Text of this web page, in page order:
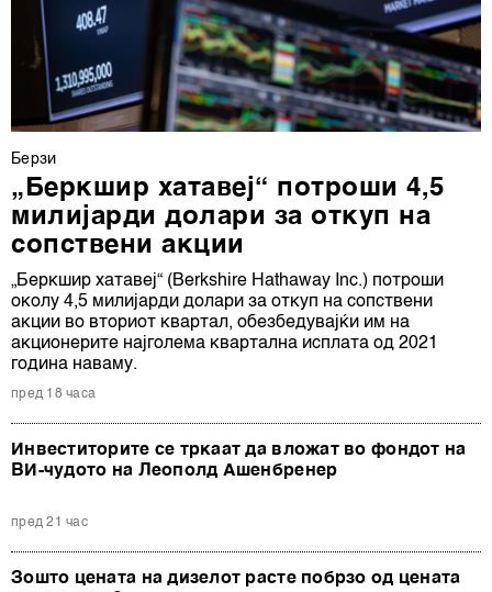
Берзи
„Беркшир хатавеј“ потроши 4,5
милијарди долари за откуп на
сопствени акции
„Беркшир хатавеј“ (Berkshire Hathaway Inc.) потроши
околу 4,5 милијарди долари за откуп на сопствени
акции во вториот квартал, обезбедувајќи им на
акционерите најголема квартална исплата од 2021
година наваму.
пред 18 часа
Инвеститорите се тркаат да вложат во фондот на
ВИ-чудото на Леополд Ашенбренер
пред 21 час
Зошто цената на дизелот расте побрзо од цената